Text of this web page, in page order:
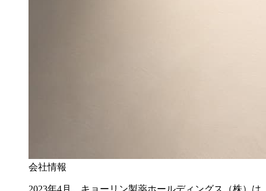
会社情報
2023年4月、キョーリン製薬ホールディングス（株）は